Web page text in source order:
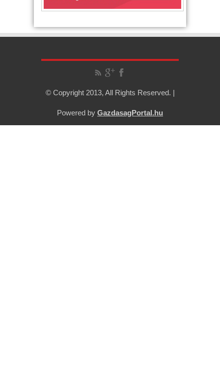
© Copyright 2013, All Rights Reserved. |
Powered by GazdasagPortal.hu